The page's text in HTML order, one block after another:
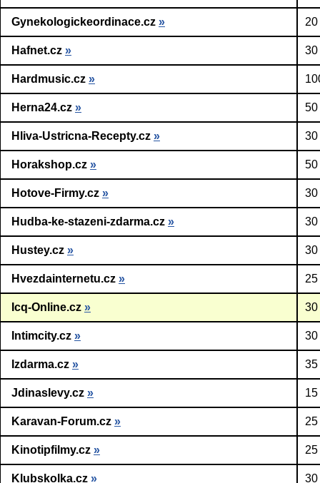
Gynekologickeordinace.cz »
Hafnet.cz » 30
Hardmusic.cz »
Herna24.cz » 50
Hliva-Ustricna-Recepty.cz » 30
Horakshop.cz » 50
Hotove-Firmy.cz » 30
Hudba-ke-stazeni-zdarma.cz » 30
Hustey.cz » 30
Hvezdainternetu.cz »
Icq-Online.cz » 30
Intimcity.cz » 30
Izdarma.cz » 35
Jdinaslevy.cz »
Karavan-Forum.cz »
Kinotipfilmy.cz »
Klubskolka.cz » 30